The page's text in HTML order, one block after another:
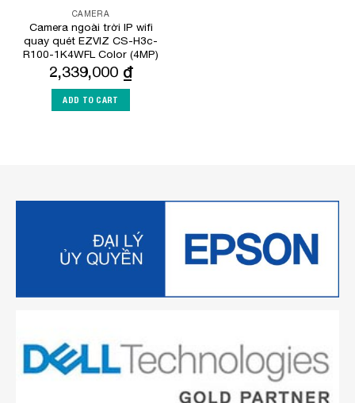
CAMERA
Camera ngoài trời IP wifi
quay quét EZVIZ CS-H3c-
R100-1K4WFL Color (4MP)
2,339,000 ₫
ADD TO CART